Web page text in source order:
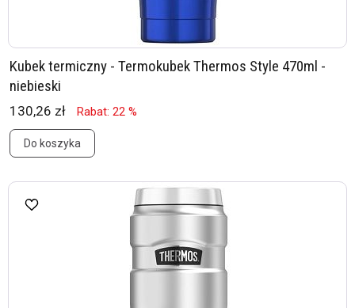
Kubek termiczny - Termokubek Thermos Style 470ml -
niebieski
130,26 zł Rabat: 22 %
Do koszyka